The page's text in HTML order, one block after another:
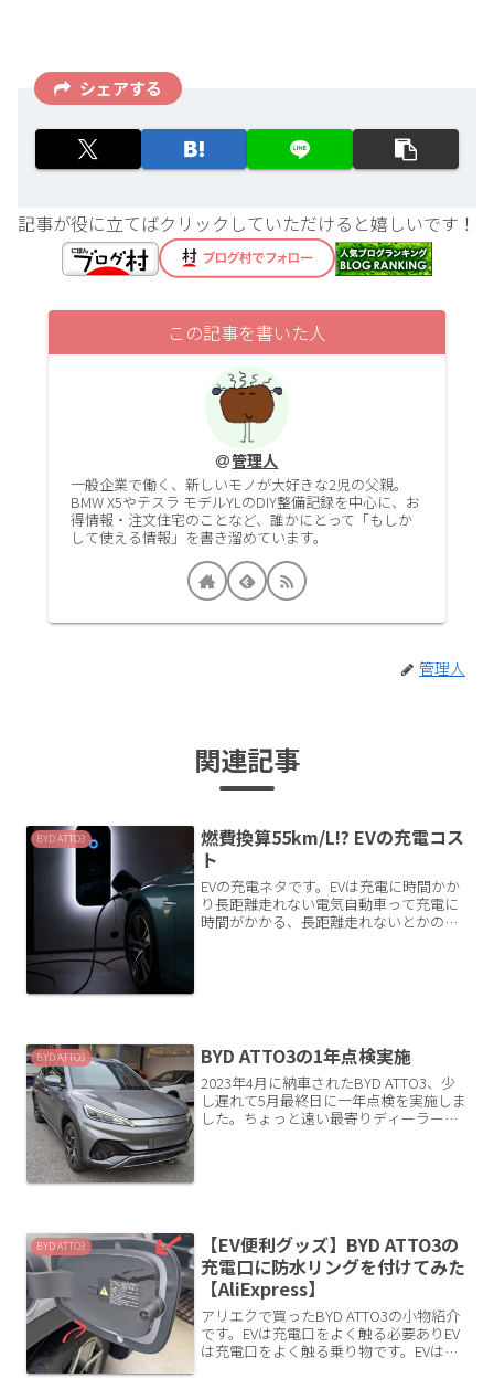
シェアする
記事が役に立てばクリックしていただけると嬉しいです！
この記事を書いた人
管理人
一般企業で働く、新しいモノが大好きな2児の父親。
BMW X5やテスラ モデルYLのDIY整備記録を中心に、お
得情報・注文住宅のことなど、誰かにとって「もしか
して使える情報」を書き溜めています。
管理人
関連記事
BYD ATTO3
燃費換算55km/L!? EVの充電コス
ト
EVの充電ネタです。EVは充電に時間かか
り長距離走れない電気自動車って充電に
時間がかかる、長距離走れないとかのネ
BYD ATTO3 BYD ATTO3の1年点検実施
2023年4月に納車されたBYD ATTO3、少
し遅れて5月最終日に一年点検を実施しま
した。ちょっと遠い最寄りディーラーで
BYD ATTO3
【EV便利グッズ】BYD ATTO3の
充電口に防水リングを付けてみた
【AliExpress】
アリエクで買ったBYD ATTO3の小物紹介
です。EVは充電口をよく触る必要ありEV
は充電口をよく触る乗り物です。EVはガ